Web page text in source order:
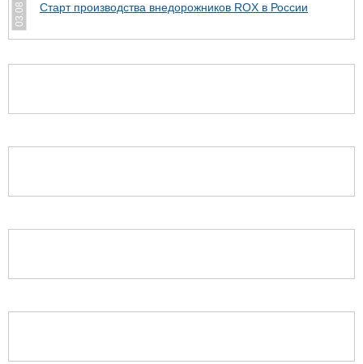
03.08 Cтарт производства внедорожников ROX в России